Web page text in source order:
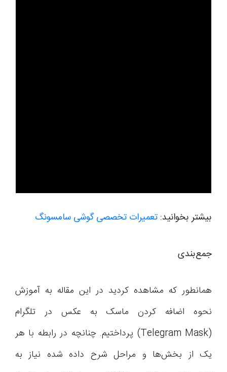
بیشتر بخوانید: تعمیرات تخصصی گوشی سامسونگ
جمع‌بندی
همانطور که مشاهده کردید در این مقاله به آموزش
نحوه اضافه کردن ماسک به عکس در تلگرام
(Telegram Mask) پرداختیم. چنانچه در رابطه با هر
یک از بخش‌ها و مراحل شرح داده شده نیاز به